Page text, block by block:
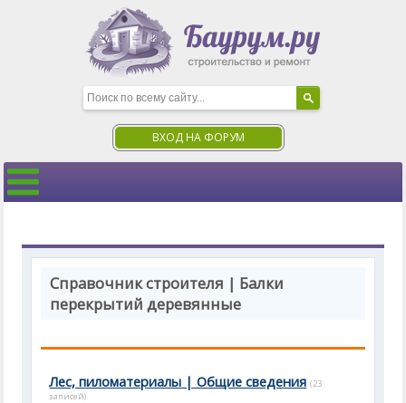
ВХОД НА ФОРУМ
Справочник строителя | Балки
перекрытий деревянные
Лес, пиломатериалы | Общие сведения (23
записей)